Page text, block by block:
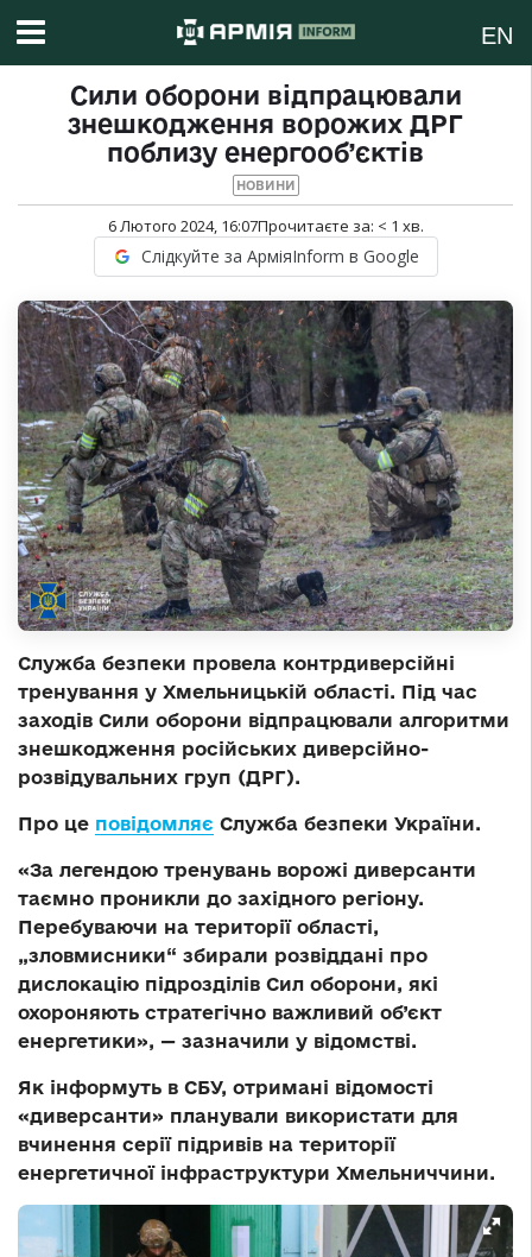
EN
Сили оборони відпрацювали
знешкодження ворожих ДРГ
поблизу енергооб’єктів
НОВИНИ
6 Лютого 2024, 16:07Прочитаєте за: < 1 хв.
Слідкуйте за АрміяInform в Google
Служба безпеки провела контрдиверсійні
тренування у Хмельницькій області. Під час
заходів Сили оборони відпрацювали алгоритми
знешкодження російських диверсійно-
розвідувальних груп (ДРГ).
Про це повідомляє Служба безпеки України.
«За легендою тренувань ворожі диверсанти
таємно проникли до західного регіону.
Перебуваючи на території області,
„зловмисники“ збирали розвіддані про
дислокацію підрозділів Сил оборони, які
охороняють стратегічно важливий об’єкт
енергетики», — зазначили у відомстві.
Як інформуть в СБУ, отримані відомості
«диверсанти» планували використати для
вчинення серії підривів на території
енергетичної інфраструктури Хмельниччини.